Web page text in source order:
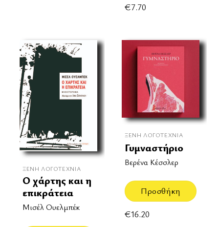
€7.70
ΞΈΝΗ ΛΟΓΟΤΕΧΝΊΑ
Ο χάρτης και η
επικράτεια
Μισέλ Ουελμπέκ
ΞΈΝΗ ΛΟΓΟΤΕΧΝΊΑ
Γυμναστήριο
Βερένα Κέσσλερ
Προσθήκη
€16.20